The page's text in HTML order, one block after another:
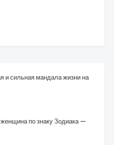
и сильная мандала жизни на
по знаку Зодиака —